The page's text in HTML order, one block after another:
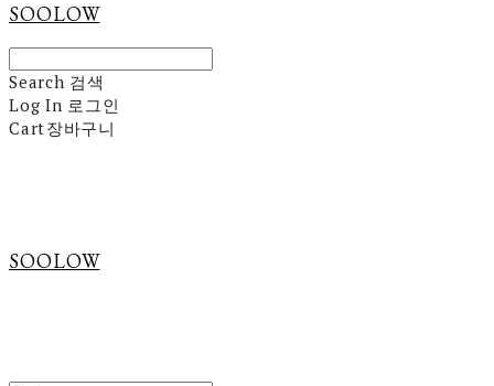
SOOLOW
Search 검색
Log In 로그인
Cart장바구니
SOOLOW